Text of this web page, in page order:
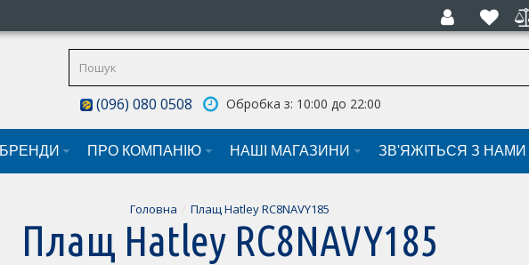
(096) 080 0508 Обробка з: 10:00 до 22:00
БРЕНДИ ПРО КОМПАНІЮ НАШI МАГАЗИНИ ЗВ'ЯЖІТЬСЯ З НАМИ
Головна Плащ Hatley RC8NAVY185
Плащ Hatley RC8NAVY185